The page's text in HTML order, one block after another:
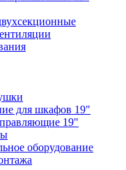
для шкафов 19"
19"
оборудование